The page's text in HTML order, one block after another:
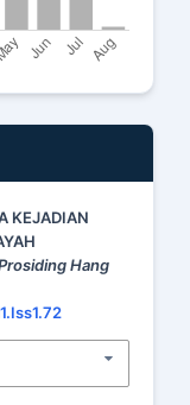
KEJADIAN
Hang